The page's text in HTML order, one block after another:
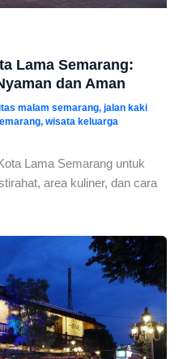
Lama Semarang:
dan Aman
malam semarang, jalan kaki
, wisata keluarga
Lama Semarang untuk
area kuliner, dan cara